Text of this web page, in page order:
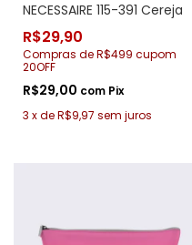
NECESSAIRE 115-391 Cereja
R$29,90
Compras de R$499 cupom
20OFF
R$29,00 com Pix
3 xdeR$9,97 sem juros